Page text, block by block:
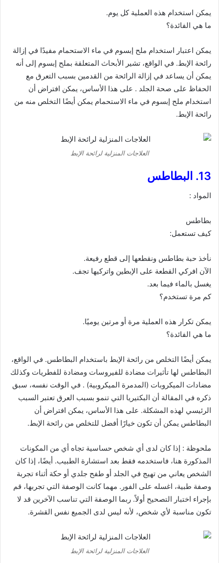
يمكن استخدام هذه العملية كل يوم.
ما هي الفائدة؟
يمكن اعتبار استخدام ملح إبسوم في ماء الاستحمام مفيدًا في إزالة
رائحة الإبط. في الواقع، تشير الأبحاث المتعلقة بملح إبسوم إلى أنه
يمكن أن يساعد في إزالة الرائحة من القدمين بسبب التعرق مع
الحفاظ على صحة الجلد . على هذا الأساس، يمكن افتراض أن
استخدام ملح إبسوم في ماء الاستحمام يمكن أيضًا التخلص منه من
رائحة الإبط.
العلاجات المنزلية لرائحة الإبط
13. البطاطس
المواد :
بطاطس
كيف تستعمل:
نأخذ حبة بطاطس ونقطعها إلى قطع رفيعة.
الآن افركي القطعة على الإبطين واتركيها تجف.
يغسل بالماء فيما بعد.
كم مرة تستخدم؟
يمكن تكرار هذه العملية مرة أو مرتين يوميًا.
ما هي الفائدة؟
يمكن أيضًا التخلص من رائحة الإبط باستخدام البطاطس. في الواقع،
البطاطس لها تأثيرات مضادة للفيروسات ومضادة للفطريات وكذلك
مضادات الميكروبات (المدمرة الميكروبية) . في الوقت نفسه، سبق
ذكره في المقالة أن البكتيريا التي تنمو بسبب العرق تعتبر السبب
الرئيسي لهذه المشكلة. على هذا الأساس، يمكن افتراض أن
البطاطس يمكن أن تكون خيارًا أفضل للتخلص من رائحة الإبط.
ملحوظة : إذا كان لدى أي شخص حساسية تجاه أي من المكونات
المذكورة هنا، فاستخدمه فقط بعد استشارة الطبيب. أيضًا، إذا كان
الشخص يعاني من تهيج في الجلد أو طفح جلدي أو حكة أثناء تجربة
وصفة طبية، اغسله على الفور. مهما كانت الوصفة التي تجربها، قم
بإجراء اختبار التصحيح أولاً. ربما الوصفة التي تناسب الآخرين قد لا
تكون مناسبة لأي شخص، لأنه ليس لدى الجميع نفس القشرة.
العلاجات المنزلية لرائحة الإبط